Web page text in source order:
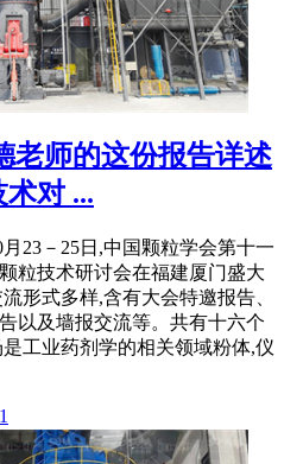
老师的这份报告详述
对 ...
23－25日,中国颗粒学会第十一
粒技术研讨会在福建厦门盛大
形式多样,含有大会特邀报告、
以及墙报交流等。共有十六个
工业药剂学的相关领域粉体,仪